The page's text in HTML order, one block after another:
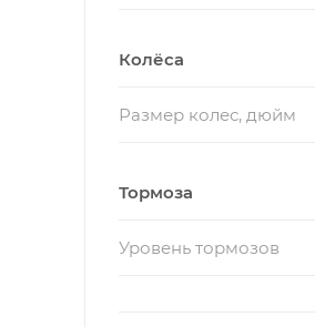
Колёса
Размер колес, дюйм
Тормоза
Уровень тормозов